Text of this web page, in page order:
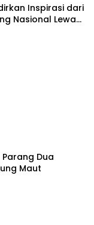
Inspirasi dari
Nasional Lewat
Parang Dua
Maut